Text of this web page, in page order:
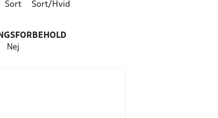
Sort Sort/Hvid
Nej